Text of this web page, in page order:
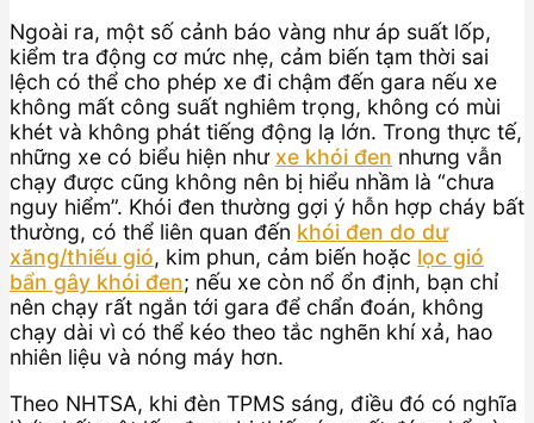
Ngoài ra, một số cảnh báo vàng như áp suất lốp,
kiểm tra động cơ mức nhẹ, cảm biến tạm thời sai
lệch có thể cho phép xe đi chậm đến gara nếu xe
không mất công suất nghiêm trọng, không có mùi
khét và không phát tiếng động lạ lớn. Trong thực tế,
những xe có biểu hiện như xe khói đen nhưng vẫn
chạy được cũng không nên bị hiểu nhầm là “chưa
nguy hiểm”. Khói đen thường gợi ý hỗn hợp cháy bất
thường, có thể liên quan đến khói đen do dư
xăng/thiếu gió, kim phun, cảm biến hoặc lọc gió
bẩn gây khói đen; nếu xe còn nổ ổn định, bạn chỉ
nên chạy rất ngắn tới gara để chẩn đoán, không
chạy dài vì có thể kéo theo tắc nghẽn khí xả, hao
nhiên liệu và nóng máy hơn.
Theo NHTSA, khi đèn TPMS sáng, điều đó có nghĩa